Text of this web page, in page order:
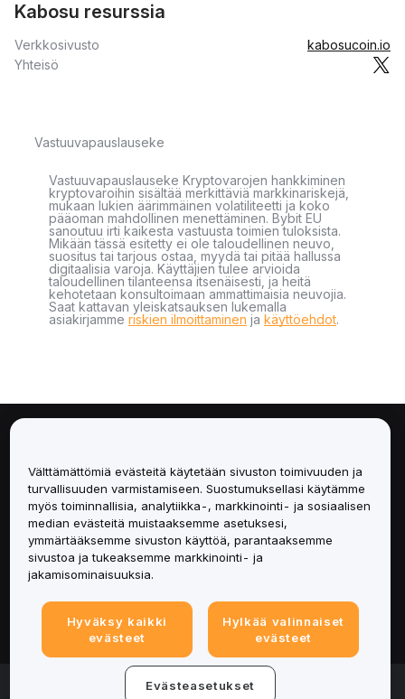
Kabosu resurssia
Verkkosivusto
kabosucoin.io
Yhteisö
Vastuuvapauslauseke
Vastuuvapauslauseke Kryptovarojen hankkiminen
kryptovaroihin sisältää merkittäviä markkinariskejä,
mukaan lukien äärimmäinen volatiliteetti ja koko
pääoman mahdollinen menettäminen. Bybit EU
sanoutuu irti kaikesta vastuusta toimien tuloksista.
Mikään tässä esitetty ei ole taloudellinen neuvo,
suositus tai tarjous ostaa, myydä tai pitää hallussa
digitaalisia varoja. Käyttäjien tulee arvioida
taloudellinen tilanteensa itsenäisesti, ja heitä
kehotetaan konsultoimaan ammattimaisia neuvojia.
Saat kattavan yleiskatsauksen lukemalla
asiakirjamme riskien ilmoittaminen ja käyttöehdot.
Palvelut
Tuki
Tuotteet
Lakiasiat
© 2025-2026 Bybit.eu. Kaikki oikeudet pidätetään.
Välttämättömiä evästeitä käytetään sivuston toimivuuden ja
turvallisuuden varmistamiseen. Suostumuksellasi käytämme
myös toiminnallisia, analytiikka-, markkinointi- ja sosiaalisen
median evästeitä muistaaksemme asetuksesi,
ymmärtääksemme sivuston käyttöä, parantaaksemme
sivustoa ja tukeaksemme markkinointi- ja
jakamisominaisuuksia.
Hyväksy kaikki
evästeet
Hylkää valinnaiset
evästeet
Evästeasetukset